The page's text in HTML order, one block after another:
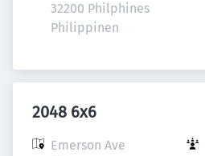
32200 Philphines
Philippinen
2048 6x6
Emerson Ave